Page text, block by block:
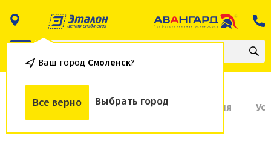
Ваш город Смоленск?
Все верно Выбрать город
О товаре Доставка и оплата Гарантия